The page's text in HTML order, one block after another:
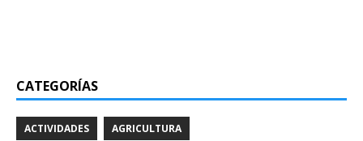
CATEGORÍAS
ACTIVIDADES AGRICULTURA